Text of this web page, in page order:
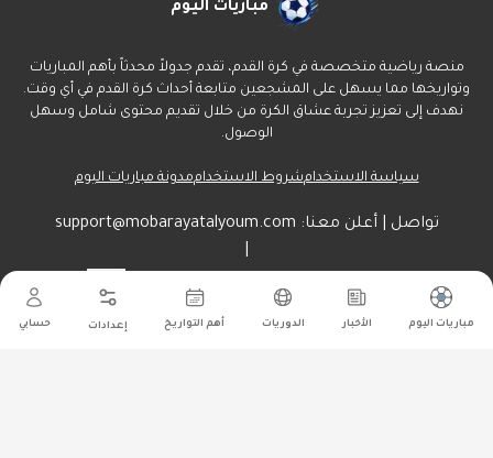
مباريات اليوم الأخبار الدوريات أهم التواريخ إعدادات حسابي
مباريات اليوم
منصة رياضية متخصصة في كرة القدم، تقدم جدولاً محدثاً بأهم المباريات
وتواريخها مما يسهل على المشجعين متابعة أحداث كرة القدم في أي وقت.
نهدف إلى تعزيز تجربة عشاق الكرة من خلال تقديم محتوى شامل وسهل
الوصول.
سياسة الاستخدامشروط الاستخداممدونة مباريات اليوم
تواصل | أعلن معنا: support@mobarayatalyoum.com